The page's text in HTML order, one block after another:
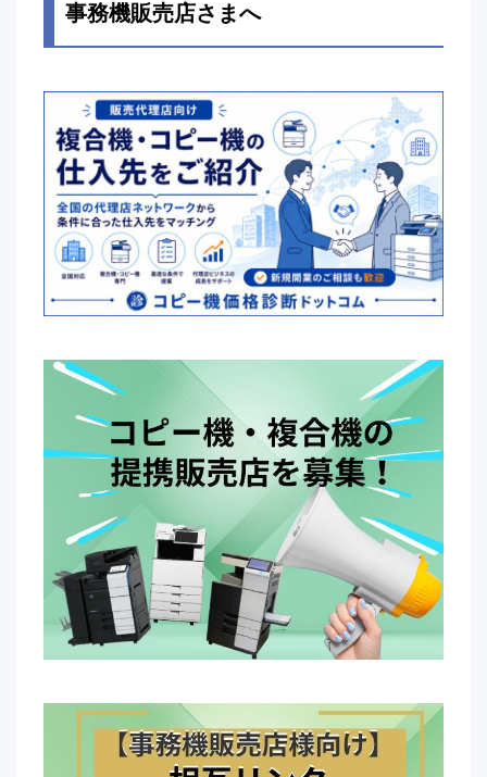
事務機販売店さまへ